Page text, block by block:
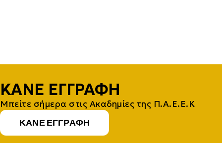
ΚΆΝΕ ΕΓΓΡΑΦΉ
Μπείτε σήμερα στις Ακαδημίες της Π.Α.Ε.Ε.Κ
ΚΆΝΕ ΕΓΓΡΑΦΉ